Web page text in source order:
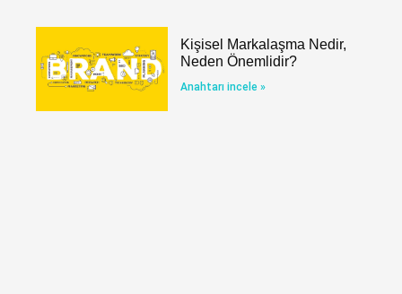
Kişisel Markalaşma Nedir,
Neden Önemlidir?
Anahtarı incele »